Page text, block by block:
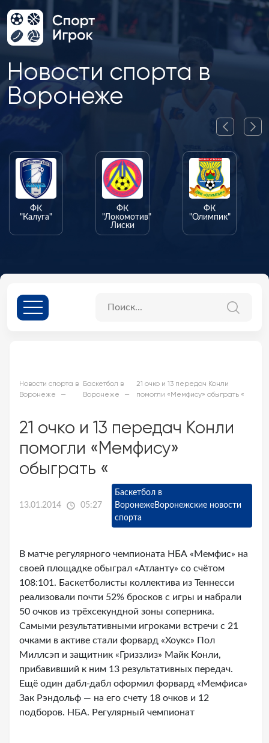
Новости спорта в
Воронеже
ФК
"Калуга"
ФК
"Локомотив"
Лиски
ФК
"Олимпик"
Новости спорта в
Воронеже
Баскетбол в
Воронеже
21 очко и 13 передач Конли
помогли «Мемфису» обыграть «
21 очко и 13 передач Конли
помогли «Мемфису»
обыграть «
13.01.2014 05:27
Баскетбол в
ВоронежеВоронежские новости
спорта
В матче регулярного чемпионата НБА «Мемфис» на
своей площадке обыграл «Атланту» со счётом
108:101. Баскетболисты коллектива из Теннесси
реализовали почти 52% бросков с игры и набрали
50 очков из трёхсекундной зоны соперника.
Самыми результативными игроками встречи с 21
очками в активе стали форвард «Хоукс» Пол
Миллсэп и защитник «Гриззлиз» Майк Конли,
прибавивший к ним 13 результативных передач.
Ещё один дабл-дабл оформил форвард «Мемфиса»
Зак Рэндольф — на его счету 18 очков и 12
подборов. НБА. Регулярный чемпионат